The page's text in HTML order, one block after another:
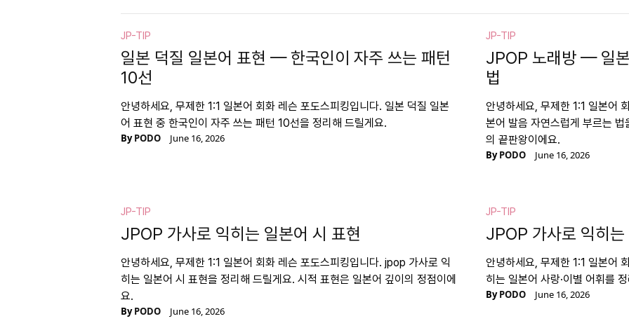
JP-TIP
일본 덕질 일본어 표현 — 한국인이 자주 쓰는 패턴
10선
안녕하세요, 무제한 1:1 일본어 회화 레슨 포도스피킹입니다. 일본 덕질 일본
어 표현 중 한국인이 자주 쓰는 패턴 10선을 정리해 드릴게요.
ByPODO June 16, 2026
JP-TIP
JPOP 노래방 — 일
법
안녕하세요, 무제한 1:1 일본어
본어 발음 자연스럽게 부르는
의 끝판왕이에요.
ByPODO June 16, 2026
JP-TIP
JPOP 가사로 익히는 일본어 시 표현
안녕하세요, 무제한 1:1 일본어 회화 레슨 포도스피킹입니다. jpop 가사로 익
히는 일본어 시 표현을 정리해 드릴게요. 시적 표현은 일본어 깊이의 정점이에
요.
ByPODO June 16, 2026
JP-TIP
JPOP 가사로 익히는
안녕하세요, 무제한 1:1 일본어
히는 일본어 사랑·이별 어휘를
ByPODO June 16, 2026